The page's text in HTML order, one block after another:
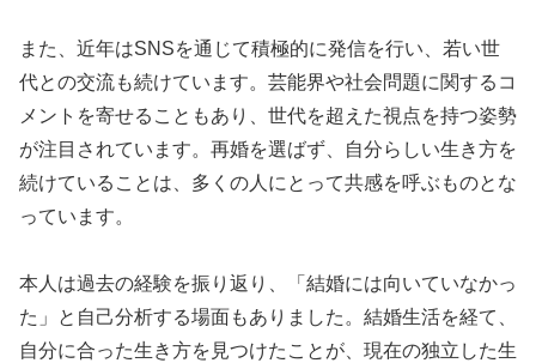
また、近年はSNSを通じて積極的に発信を行い、若い世
代との交流も続けています。芸能界や社会問題に関するコ
メントを寄せることもあり、世代を超えた視点を持つ姿勢
が注目されています。再婚を選ばず、自分らしい生き方を
続けていることは、多くの人にとって共感を呼ぶものとな
っています。
本人は過去の経験を振り返り、「結婚には向いていなかっ
た」と自己分析する場面もありました。結婚生活を経て、
自分に合った生き方を見つけたことが、現在の独立した生